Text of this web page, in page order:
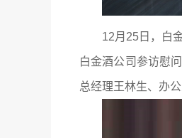
12月25日，白
白金酒公司参访慰
总经理王林生、办